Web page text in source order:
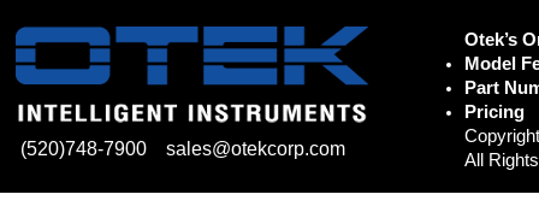
(520)748-7900 sales@otekcorp.com
Otek’s
Model
Part
Pricing
All